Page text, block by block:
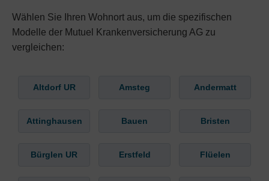
Wählen Sie Ihren Wohnort aus, um die spezifischen
Modelle der Mutuel Krankenversicherung AG zu
vergleichen:
Altdorf UR Amsteg Andermatt
Attinghausen Bauen Bristen
Bürglen UR Erstfeld Flüelen